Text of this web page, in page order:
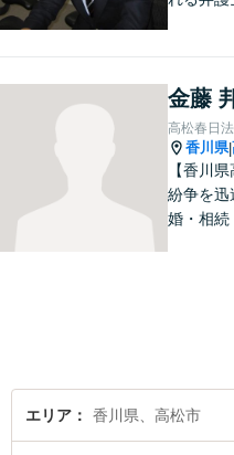
金藤
高松春日
香川県|
【香川
紛争を迅
婚・相続
エリア 香川県、高松市